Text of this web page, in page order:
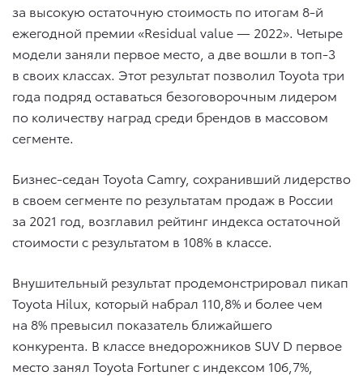
за высокую остаточную стоимость по итогам 8-й
ежегодной премии «Residual value — 2022». Четыре
модели заняли первое место, а две вошли в топ-3
в своих классах. Этот результат позволил Toyota три
года подряд оставаться безоговорочным лидером
по количеству наград среди брендов в массовом
сегменте.
Бизнес-седан Toyota Camry, сохранивший лидерство
в своем сегменте по результатам продаж в России
за 2021 год, возглавил рейтинг индекса остаточной
стоимости с результатом в 108% в классе.
Внушительный результат продемонстрировал пикап
Toyota Hilux, который набрал 110,8% и более чем
на 8% превысил показатель ближайшего
конкурента. В классе внедорожников SUV D первое
место занял Toyota Fortuner с индексом 106,7%,